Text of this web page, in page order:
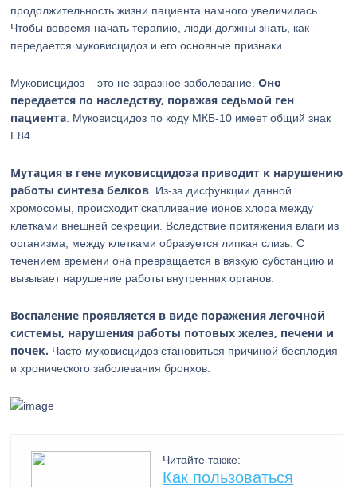
продолжительность жизни пациента намного увеличилась.
Чтобы вовремя начать терапию, люди должны знать, как
передается муковисцидоз и его основные признаки.
Муковисцидоз – это не заразное заболевание.Оно
передается по наследству, поражая седьмой ген
пациента . Муковисцидоз по коду МКБ-10 имеет общий знак
Е84.
Мутация в гене муковисцидоза приводит к нарушению
работы синтеза белков . Из-за дисфункции данной
хромосомы, происходит скапливание ионов хлора между
клетками внешней секреции. Вследствие притяжения влаги из
организма, между клетками образуется липкая слизь. С
течением времени она превращается в вязкую субстанцию и
вызывает нарушение работы внутренних органов.
Воспаление проявляется в виде поражения легочной
системы, нарушения работы потовых желез, печени и
почек. Часто муковисцидоз становиться причиной бесплодия
и хронического заболевания бронхов.
Читайте также:
Как пользоваться